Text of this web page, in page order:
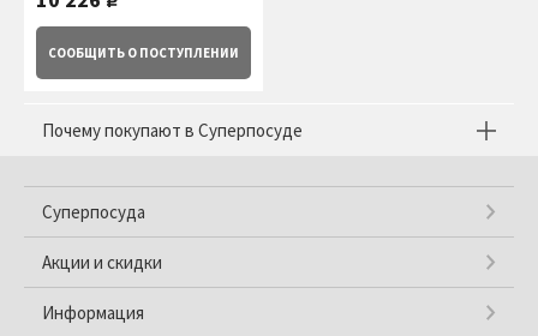
СООБЩИТЬ О ПОСТУПЛЕНИИ
Почему покупают в Суперпосуде
Суперпосуда
Акции и скидки
Информация